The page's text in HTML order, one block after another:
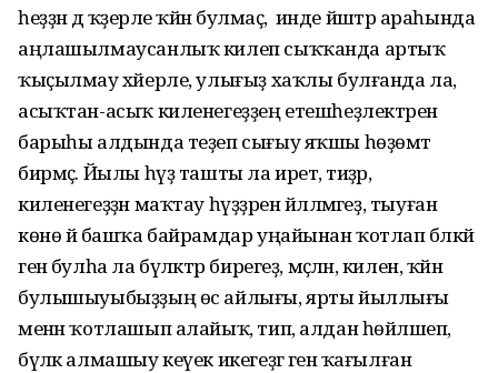
һеҙҙән дә ҡәҙерле ҡәйнә булмаҫ, ә инде йәштәр араһында
аңлашылмаусанлыҡ килеп сыҡҡанда артыҡ
ҡыҫылмау хәйерле, улығыҙ хаҡлы булғанда ла,
асыҡтан-асыҡ киленегеҙҙең етешһеҙлектәрен
барыһы алдында теҙеп сығыу яҡшы һөҙөмтә
бирмәҫ. Йылы һүҙ ташты ла иретә, тиҙәр,
киленегеҙҙән маҡтау һүҙҙәрен йәлләмәгеҙ, тыуған
көнө йә башҡа байрамдар уңайынан ҡотлап бәләкәй
генә булһа ла бүләктәр бирегеҙ, мәҫәлән, килен, ҡәйнә
булышыуыбыҙҙың өс айлығы, ярты йыллығы
менән ҡотлашып алайыҡ, тип, алдан һөйләшеп,
бүләк алмашыу кеүек икегеҙгә генә ҡағылған